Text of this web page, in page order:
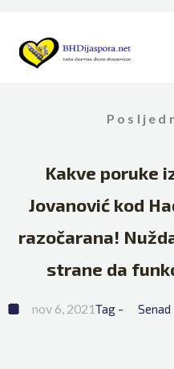
content
Kakve poruke
Jovanović kod
razočarana!
strane da
nov 6, 2021Tag -